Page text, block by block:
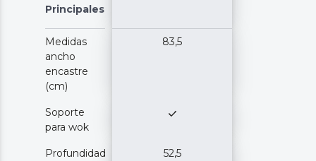
Principales
Medidas
ancho
encastre
(cm)
83,5
Soporte
para wok
Profundidad
52,5